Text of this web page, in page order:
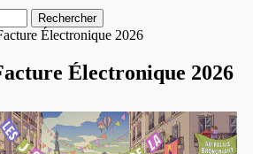
Électronique 2026
Électronique 2026